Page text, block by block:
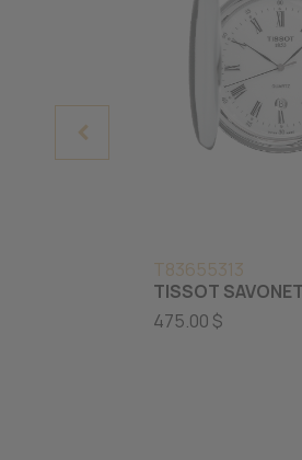
T83655313
TISSOT
475.00 $